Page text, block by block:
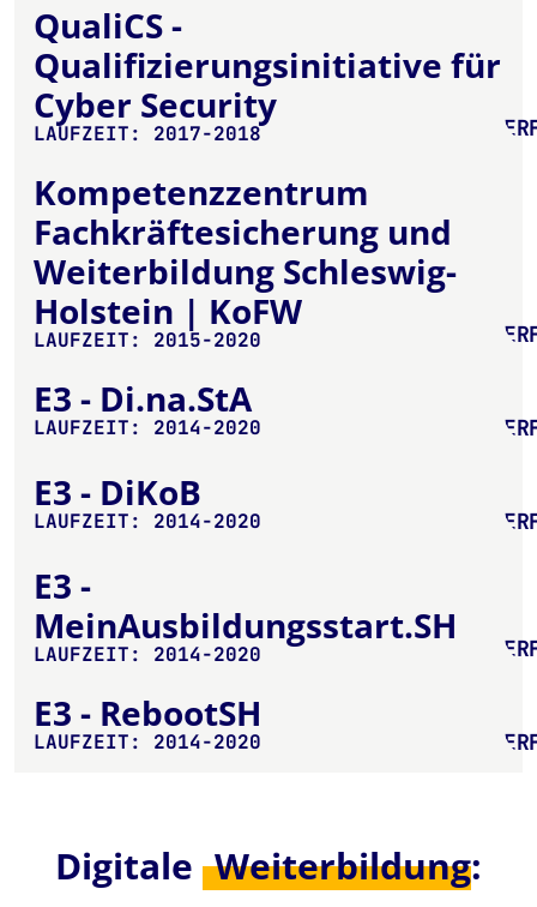
QualiCS -
Qualifizierungsinitiative für
Cyber Security
LAUFZEIT: 2017-2018
Kompetenzzentrum
Fachkräftesicherung und
Weiterbildung Schleswig-
Holstein | KoFW
LAUFZEIT: 2015-2020
E3 - Di.na.StA
LAUFZEIT: 2014-2020
E3 - DiKoB
LAUFZEIT: 2014-2020
E3 -
MeinAusbildungsstart.SH
LAUFZEIT: 2014-2020
E3 - RebootSH
LAUFZEIT: 2014-2020
Digitale Weiterbildung: